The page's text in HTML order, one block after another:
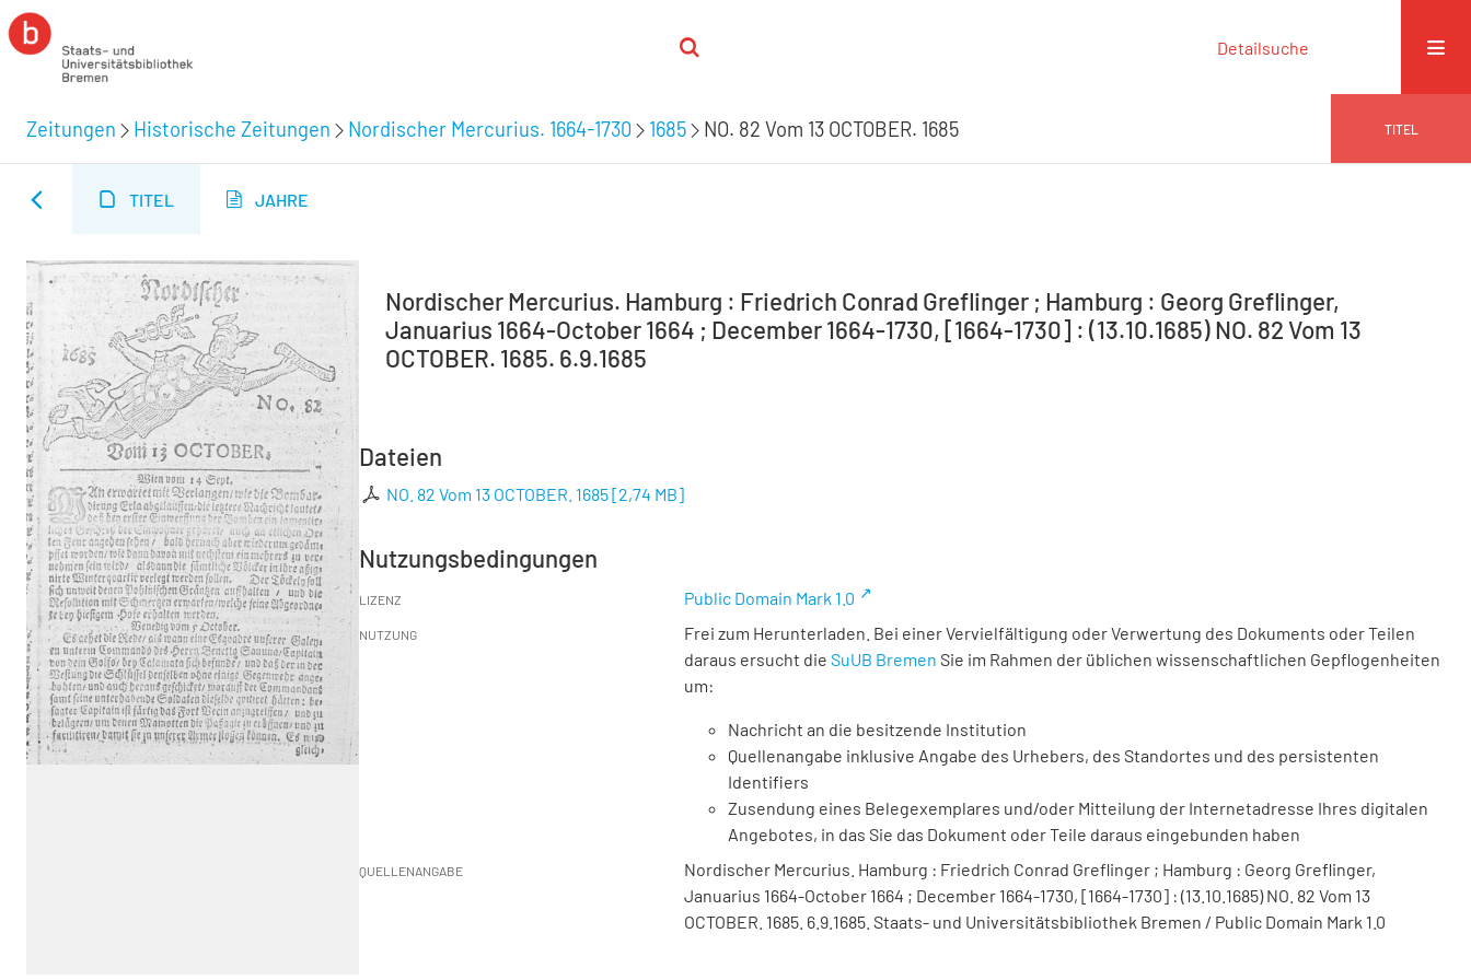
Detailsuche
Zeitungen Historische Zeitungen Nordischer Mercurius. 1664-1730 1685 NO. 82 Vom 13 OCTOBER. 1685 TITEL
TITEL JAHRE
Nordischer Mercurius. Hamburg : Friedrich Conrad Greflinger ; Hamburg : Georg Greflinger,
Januarius 1664-October 1664 ; December 1664-1730, [1664-1730] : (13.10.1685) NO. 82 Vom 13
OCTOBER. 1685. 6.9.1685
Dateien
NO. 82 Vom 13 OCTOBER. 1685[2,74 MB]
Nutzungsbedingungen
LIZENZ Public Domain Mark 1.0
NUTZUNG
Frei zum Herunterladen. Bei einer Vervielfältigung oder Verwertung des Dokuments oder Teilen
daraus ersucht die SuUB Bremen Sie im Rahmen der üblichen wissenschaftlichen Gepflogenheiten
um:
Nachricht an die besitzende Institution
Quellenangabe inklusive Angabe des Urhebers, des Standortes und des persistenten
Identifiers
Zusendung eines Belegexemplares und/oder Mitteilung der Internetadresse Ihres digitalen
Angebotes, in das Sie das Dokument oder Teile daraus eingebunden haben
QUELLENANGABE
Nordischer Mercurius. Hamburg : Friedrich Conrad Greflinger ; Hamburg : Georg Greflinger,
Januarius 1664-October 1664 ; December 1664-1730, [1664-1730] : (13.10.1685) NO. 82 Vom 13
OCTOBER. 1685. 6.9.1685. Staats- und Universitätsbibliothek Bremen / Public Domain Mark 1.0